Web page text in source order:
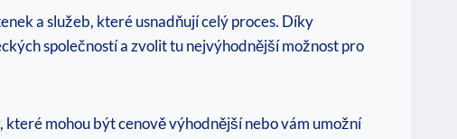
a služeb, které usnadňují celý proces. Díky
společností a zvolit tu nejvýhodnější možnost pro
mohou být cenově výhodnější nebo vám umožní